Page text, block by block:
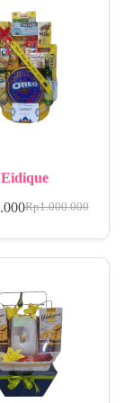
Eidique
Rp1.000.000